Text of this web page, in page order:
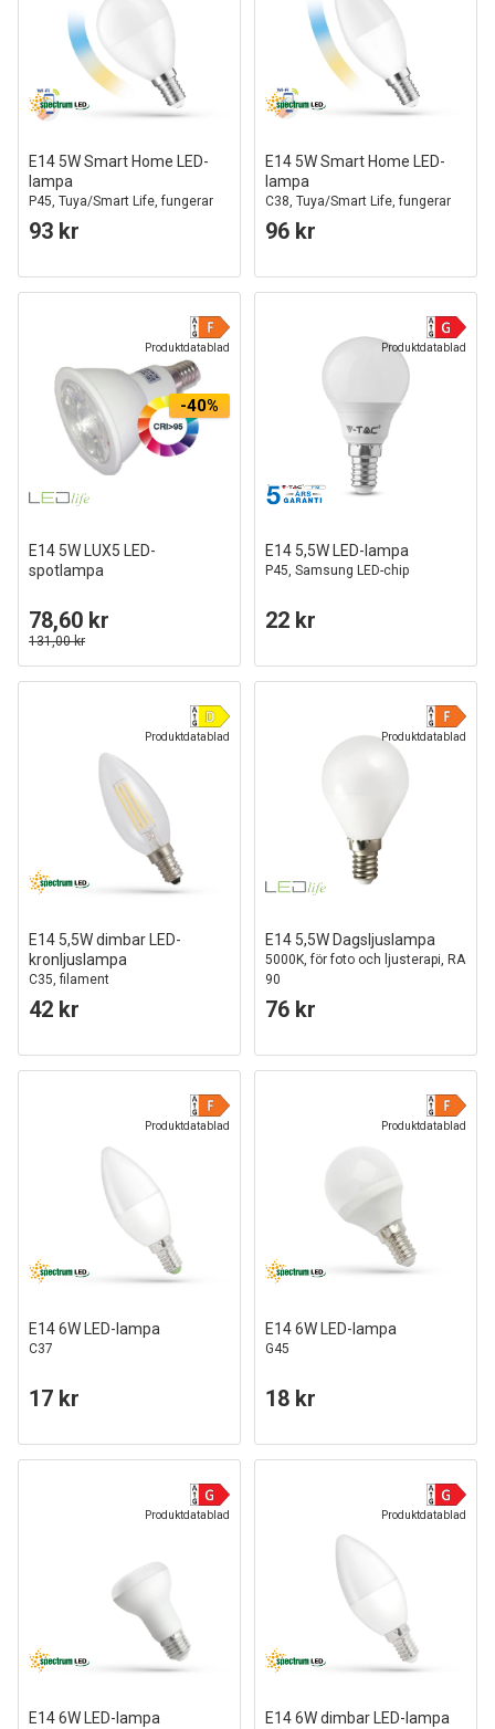
E14 5W Smart Home LED-
lampa
P45, Tuya/Smart Life, fungerar
med Google Home, Alexa och
smartphones, CCT
93 kr
E14 5W Smart Home LED-
lampa
C38, Tuya/Smart Life, fungerar
med Google Home, Alexa och
smartphones
96 kr
Produktdatablad
-40%
E14 5W LUX5 LED-
spotlampa
78,60 kr
131,00 kr
Produktdatablad
E14 5,5W LED-lampa
P45, Samsung LED-chip
22 kr
Produktdatablad
E14 5,5W dimbar LED-
kronljuslampa
C35, filament
42 kr
Produktdatablad
E14 5,5W Dagsljuslampa
5000K, för foto och ljusterapi, RA
90
76 kr
Produktdatablad
E14 6W LED-lampa
C37
17 kr
Produktdatablad
E14 6W LED-lampa
G45
18 kr
Produktdatablad
E14 6W LED-lampa
Produktdatablad
E14 6W dimbar LED-lampa